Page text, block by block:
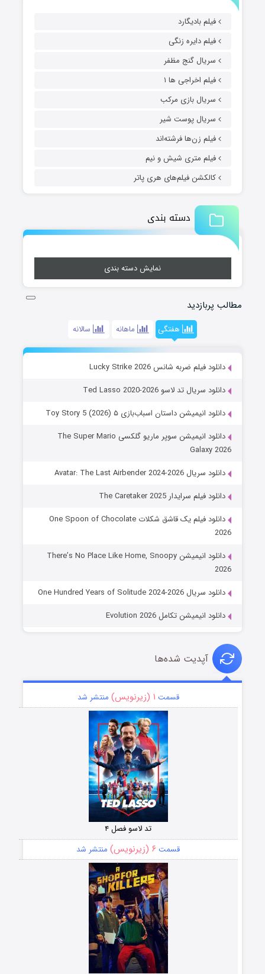
فیلم بادیگارد
فیلم دایره زنگی
سریال گنج مظفر
فیلم اخراجی ها ۱
سریال بازی مرکب
سریال پوست شیر
فیلم زن‌ها فرشته‌اند
فیلم متری شیش و نیم
کالکشن فیلم‌های هری پاتر
دسته بندی
نمایش دسته بندی
مطالب پربازدید
هفتگی ماهانه سالانه
دانلود فیلم ضربه شانس Lucky Strike 2026
دانلود سریال تد لاسو Ted Lasso 2020-2026
دانلود انیمیشن داستان اسباب‌بازی ۵ Toy Story 5 (2026)
دانلود انیمیشن سوپر ماریو گلکسی The Super Mario
Galaxy 2026
دانلود سریال Avatar: The Last Airbender 2024-2026
دانلود فیلم سرایدار The Caretaker 2025
دانلود فیلم یک قاشق شکلات One Spoon of Chocolate
2026
دانلود انیمیشن There’s No Place Like Home, Snoopy
2026
دانلود سریال One Hundred Years of Solitude 2024-2026
دانلود انیمیشن تکامل Evolution 2026
آپدیت شده‌ها
قسمت ۱ (زیرنویس) منتشر شد
تد لاسو فصل ۴
قسمت ۶ (زیرنویس) منتشر شد